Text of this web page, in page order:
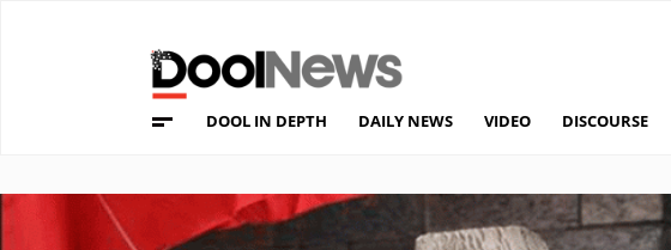
DOOL IN DEPTH DAILY NEWS VIDEO DISCOURSE